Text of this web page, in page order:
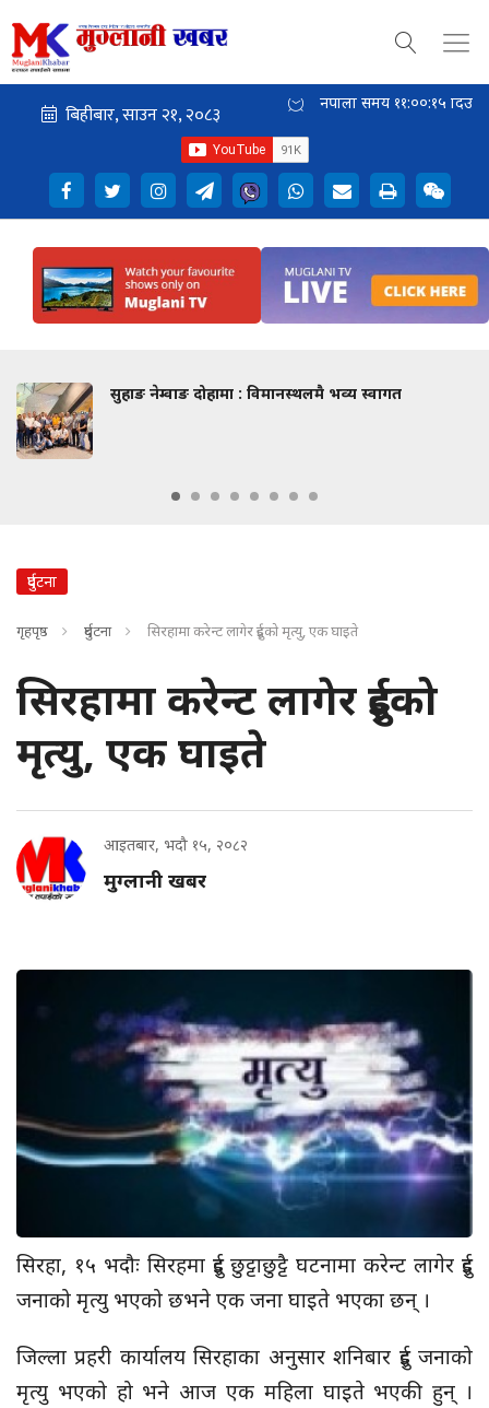
नेपाली समय ११:००:१६ दिउँसो
सुहाङ नेम्वाङ दोहामा : विमानस्थलमै भव्य स्वागत
दुर्घटना
गृहपृष्ठ दुर्घटना सिरहामा करेन्ट लागेर दुईको मृत्यु, एक घाइते
सिरहामा करेन्ट लागेर दुईको
मृत्यु, एक घाइते
आइतबार, भदौ १५, २०८२
मुग्लानी खबर
सिरहा, १५ भदौः सिरहमा दुई छुट्टाछुट्टै घटनामा करेन्ट लागेर दुई
जनाको मृत्यु भएको छभने एक जना घाइते भएका छन् ।
जिल्ला प्रहरी कार्यालय सिरहाका अनुसार शनिबार दुई जनाको
मृत्यु भएको हो भने आज एक महिला घाइते भएकी हुन् ।